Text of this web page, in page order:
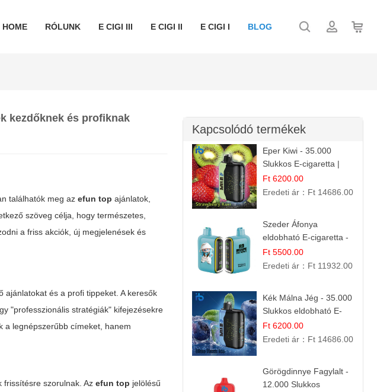
HOME RÓLUNK E CIGI III E CIGI II E CIGI I BLOG
kezdőknek és profiknak
találhatók meg azefun top ajánlatok,
szöveg célja, hogy természetes,
a friss akciók, új megjelenések és
és a profi tippeket. A keresők
"professzionális stratégiák" kifejezésekre
a legnépszerűbb címeket, hanem
frissítésre szorulnak. Azefun top jelölésű
Kapcsolódó termékek
Eper Kiwi - 35.000
Slukkos E-cigaretta |
IBVape Bar Friss
Gyümölcs Ízek
Ft 6200.00
Eredeti ár： Ft 14686.00
Szeder Áfonya
eldobható E-cigaretta -
25.000 Slukk | Prémium
Gyümölcs Íz
Ft 5500.00
Eredeti ár： Ft 11932.00
Kék Málna Jég - 35.000
Slukkos eldobható E-
cigaretta | Frissítő
Ízélmény
Ft 6200.00
Eredeti ár： Ft 14686.00
Görögdinnye Fagylalt -
12.000 Slukkos